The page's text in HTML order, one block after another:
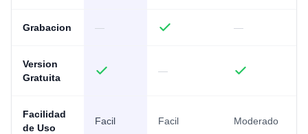
Grabacion — —
Version
Gratuita
—
Facilidad
de Uso
Facil Facil Moderado